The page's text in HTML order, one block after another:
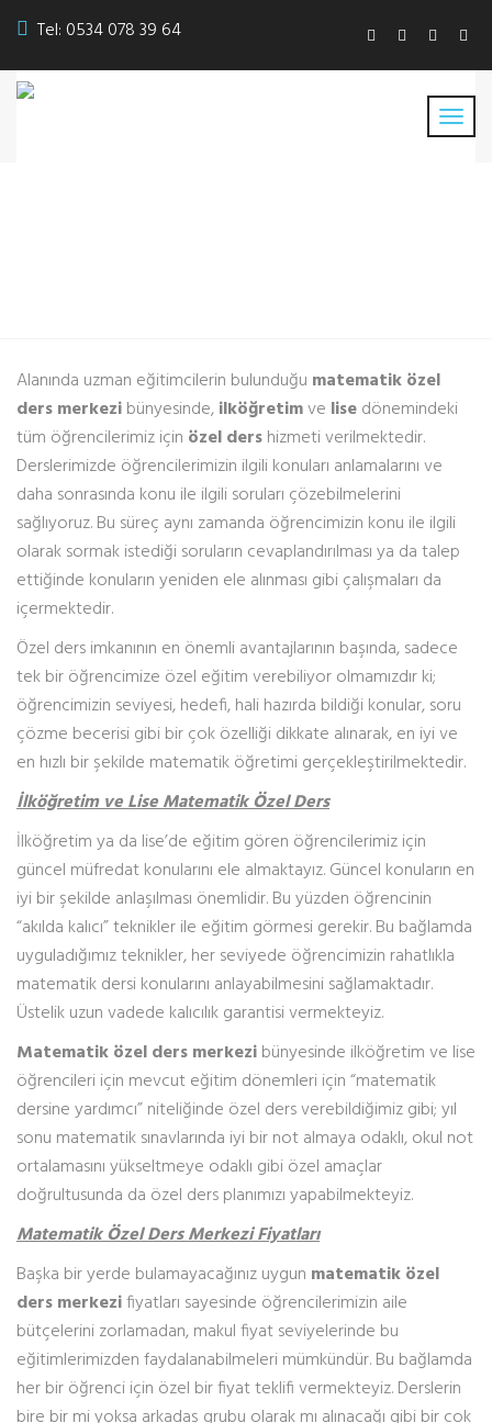
Tel: 0534 078 39 64
Alanında uzman eğitimcilerin bulunduğu matematik özel
ders merkezibünyesinde,ilköğretimve lisedönemindeki
tüm öğrencilerimiz için özel dershizmeti verilmektedir.
Derslerimizde öğrencilerimizin ilgili konuları anlamalarını ve
daha sonrasında konu ile ilgili soruları çözebilmelerini
sağlıyoruz. Bu süreç aynı zamanda öğrencimizin konu ile ilgili
olarak sormak istediği soruların cevaplandırılması ya da talep
ettiğinde konuların yeniden ele alınması gibi çalışmaları da
içermektedir.
Özel ders imkanının en önemli avantajlarının başında, sadece
tek bir öğrencimize özel eğitim verebiliyor olmamızdır ki;
öğrencimizin seviyesi, hedefi, hali hazırda bildiği konular, soru
çözme becerisi gibi bir çok özelliği dikkate alınarak, en iyi ve
en hızlı bir şekilde matematik öğretimi gerçekleştirilmektedir.
İlköğretim ve Lise Matematik Özel Ders
İlköğretim ya da lise’de eğitim gören öğrencilerimiz için
güncel müfredat konularını ele almaktayız. Güncel konuların en
iyi bir şekilde anlaşılması önemlidir. Bu yüzden öğrencinin
“akılda kalıcı” teknikler ile eğitim görmesi gerekir. Bu bağlamda
uyguladığımız teknikler, her seviyede öğrencimizin rahatlıkla
matematik dersi konularını anlayabilmesini sağlamaktadır.
Üstelik uzun vadede kalıcılık garantisi vermekteyiz.
Matematik özel ders merkezibünyesinde ilköğretim ve lise
öğrencileri için mevcut eğitim dönemleri için “matematik
dersine yardımcı” niteliğinde özel ders verebildiğimiz gibi; yıl
sonu matematik sınavlarında iyi bir not almaya odaklı, okul not
ortalamasını yükseltmeye odaklı gibi özel amaçlar
doğrultusunda da özel ders planımızı yapabilmekteyiz.
Matematik Özel Ders Merkezi Fiyatları
Başka bir yerde bulamayacağınız uygun matematik özel
ders merkezifiyatları sayesinde öğrencilerimizin aile
bütçelerini zorlamadan, makul fiyat seviyelerinde bu
eğitimlerimizden faydalanabilmeleri mümkündür. Bu bağlamda
her bir öğrenci için özel bir fiyat teklifi vermekteyiz. Derslerin